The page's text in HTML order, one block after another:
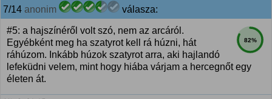
7/14 anonim válasza:
82%
#5: a hajszínéről volt szó, nem az arcáról.
Egyébként meg ha szatyrot kell rá húzni, hát
ráhúzom. Inkább húzok szatyrot arra, aki hajlandó
lefeküdni velem, mint hogy hiába várjam a hercegnőt egy
életen át.